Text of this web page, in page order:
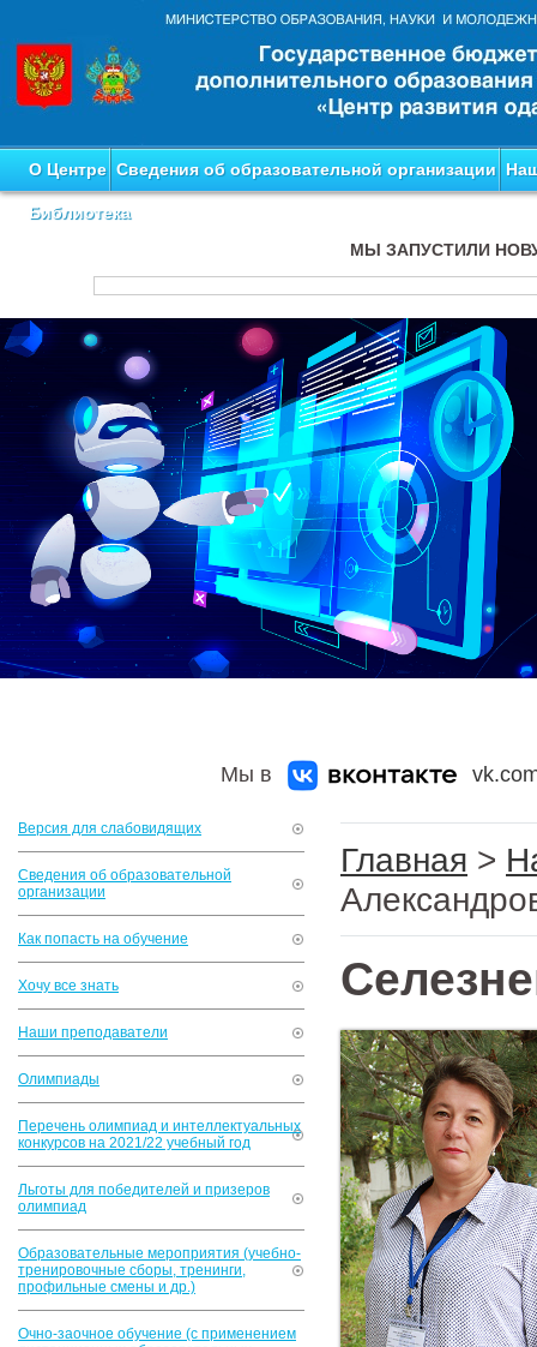
О Центре Сведения об образовательной организации
Библиотека
МЫ ЗАПУСТИЛИ
Мы в
Версия для слабовидящих
Сведения об образовательной
организации
Как попасть на обучение
Хочу все знать
Наши преподаватели
Олимпиады
Перечень олимпиад и интеллектуальных
конкурсов на 2021/22 учебный год
Льготы для победителей и призеров
олимпиад
Образовательные мероприятия (учебно-
тренировочные сборы, тренинги,
профильные смены и др.)
Очно-заочное обучение (с применением
Главная >